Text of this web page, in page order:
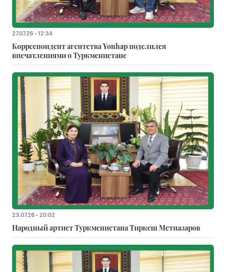
27.07.26 - 12:34
Корреспондент агентства Yonhap поделился
впечатлениями о Туркменистане
23.07.26 - 20:02
Народный артист Туркменистана Тиркеш Мeтназаров